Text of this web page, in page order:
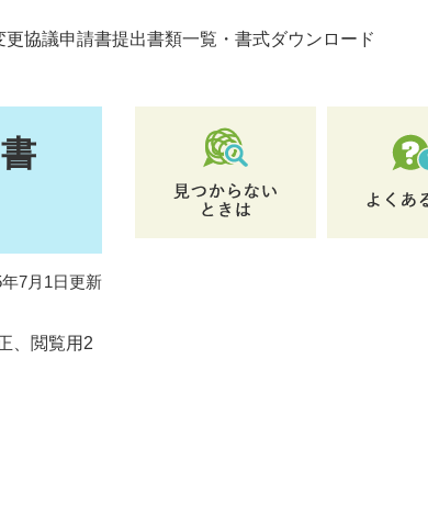
更協議申請書提出書類一覧・書式ダウンロード
7月1日更新
、閲覧用2